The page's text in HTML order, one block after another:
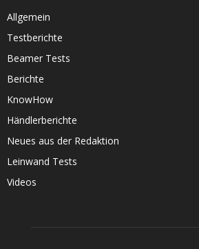
Allgemein
Testberichte
Beamer Tests
Berichte
KnowHow
Händlerberichte
Neues aus der Redaktion
Leinwand Tests
Videos